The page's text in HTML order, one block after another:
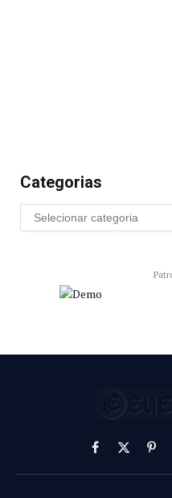
Categorias
Facebook
X
(Twitter)